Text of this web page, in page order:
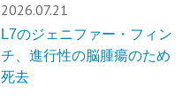
2026.07.21
L7のジェニファー・フィン
チ、進行性の脳腫瘍のため
死去